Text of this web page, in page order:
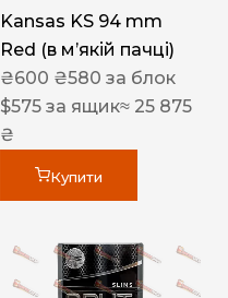
Kansas KS 94 mm
Red (в мʼякій пачці)
₴600 ₴580 за блок
$575 за ящик≈ 25 875
₴
Купити